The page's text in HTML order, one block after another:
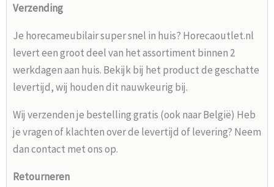
Verzending
Je horecameubilair super snel in huis? Horecaoutlet.nl
levert een groot deel van het assortiment binnen 2
werkdagen aan huis. Bekijk bij het product de geschatte
levertijd, wij houden dit nauwkeurig bij.
Wij verzenden je bestelling gratis (ook naar België) Heb
je vragen of klachten over de levertijd of levering? Neem
dan contact met ons op.
Retourneren